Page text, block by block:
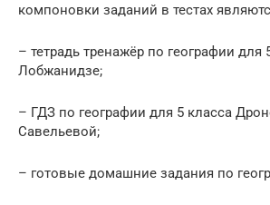
компоновки заданий в тестах
– тетрадь тренажёр по географии для
Лобжанидзе;
– ГДЗ по географии для 5 класса
Савельевой;
– готовые домашние задания по